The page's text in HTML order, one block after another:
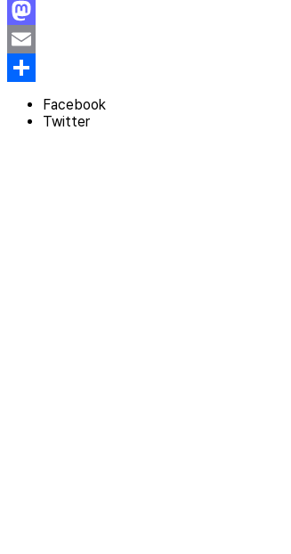
Facebook
Mastodon
Email
Share
Facebook
Twitter